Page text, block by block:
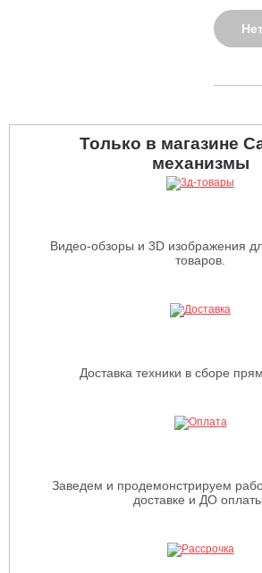
Только в магазине
механизмы
Видео-обзоры и 3D изображения
товаров.
Доставка техники в сборе
Заведем и продемонстрируем
доставке и ДО оплаты.